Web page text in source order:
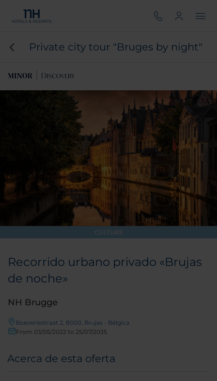
Private city tour "Bruges by night"
CULTURE
Recorrido urbano privado «Brujas
de noche»
NH Brugge
Boeveriestraat 2, 8000, Brujas - Bélgica
From 03/05/2022 to 25/07/2035
Acerca de esta oferta